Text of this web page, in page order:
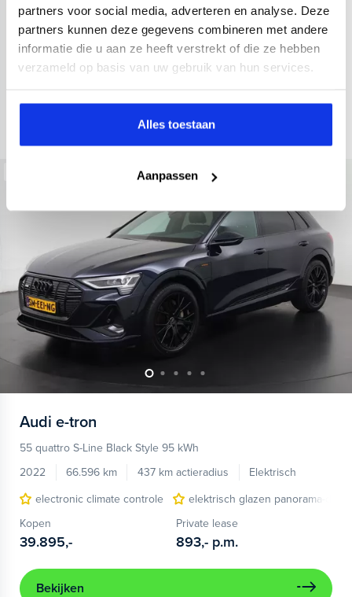
partners voor social media, adverteren en analyse. Deze
partners kunnen deze gegevens combineren met andere
informatie die u aan ze heeft verstrekt of die ze hebben
verzameld op basis van uw gebruik van hun services.
Alles toestaan
Aanpassen
34.998 km 437 km actieradius
Elektrisch
electronic climate controle
elektrisch glazen panorama-dak
Kopen
36.895,-
Private lease
793,- p.m.
Audi e-tron
55 quattro S-Line Black Style 95 kWh
2022
66.596 km 437 km actieradius
Elektrisch
electronic climate controle
elektrisch glazen panorama-dak
Kopen
39.895,-
Private lease
893,- p.m.
Bekijken